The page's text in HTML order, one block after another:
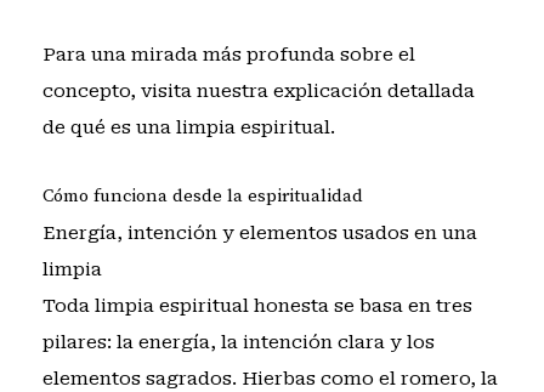
Para una mirada más profunda sobre el
concepto, visita nuestra explicación detallada
de qué es una limpia espiritual.
Cómo funciona desde la espiritualidad
Energía, intención y elementos usados en una
limpia
Toda limpia espiritual honesta se basa en tres
pilares: la energía, la intención clara y los
elementos sagrados. Hierbas como el romero, la